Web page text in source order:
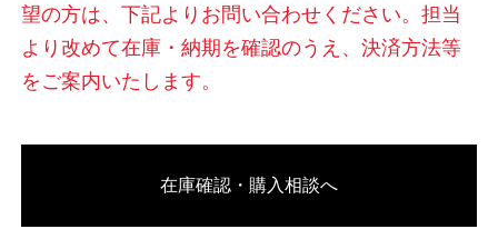
オーク/ホワイト/products/shelving-
system-s-200-3-e?variant=4659221682608868090000
望の方は、下記よりお問い合わせください。担当
より改めて在庫・納期を確認のうえ、決済方法等
をご案内いたします。
在庫確認・購入相談へ